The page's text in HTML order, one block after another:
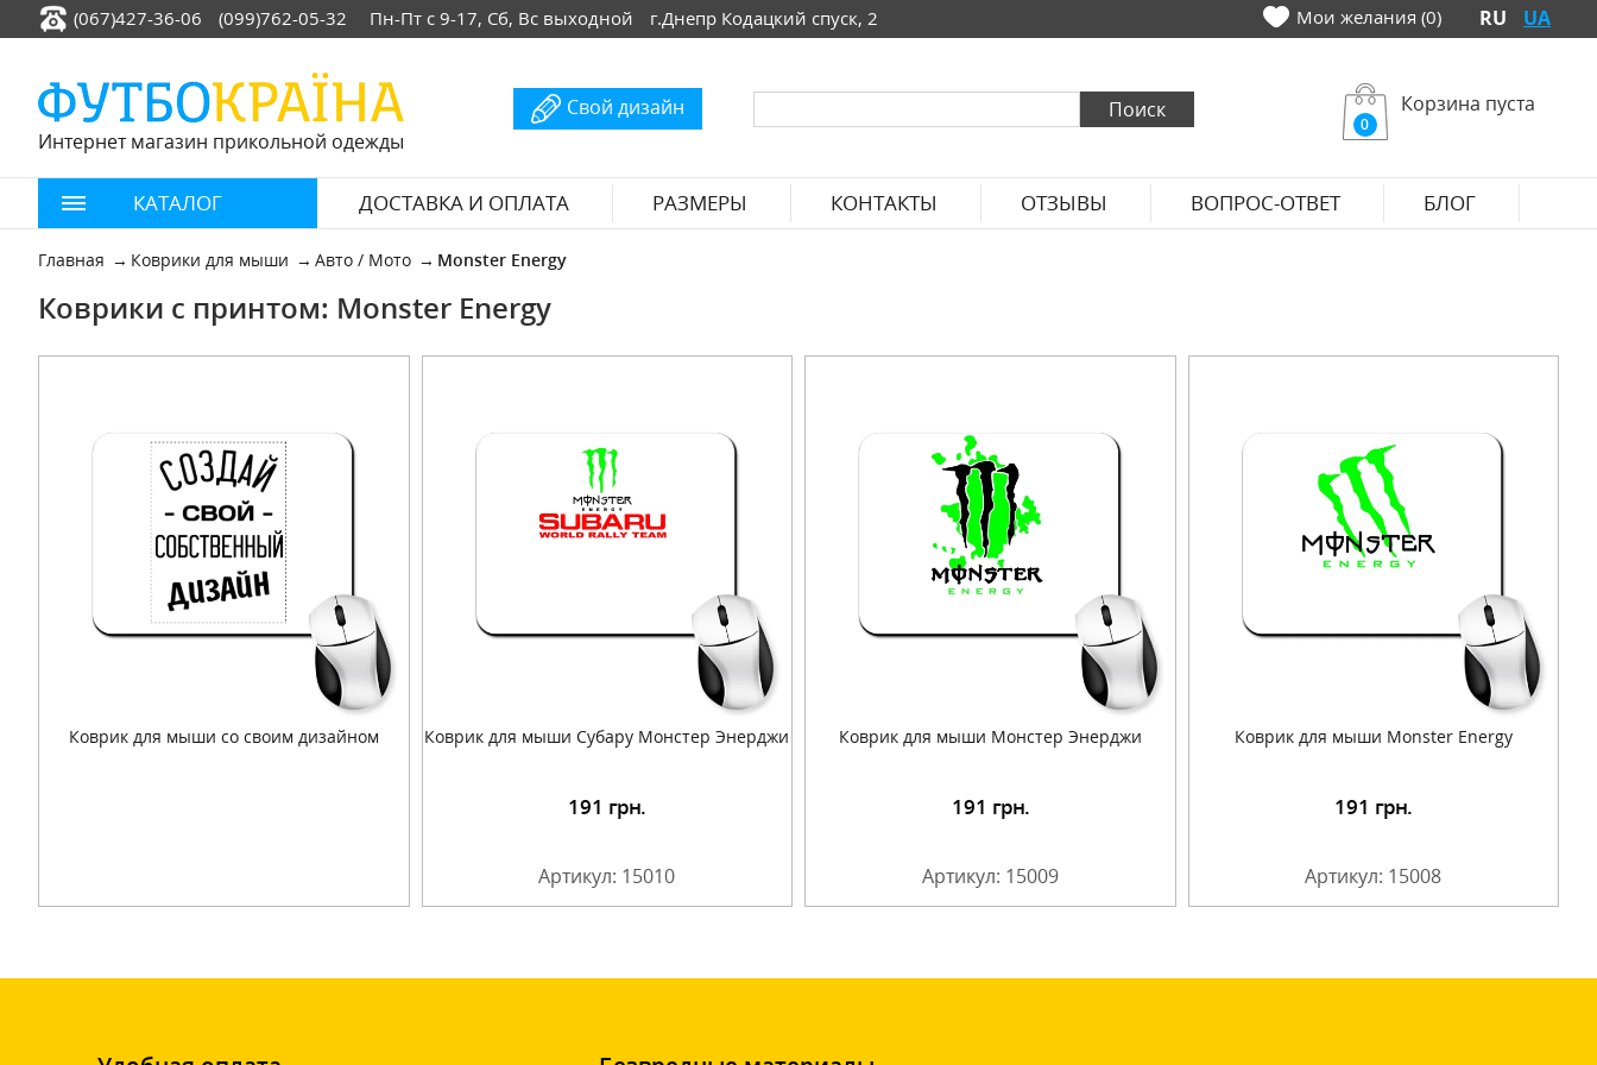
(067)427-36-06 (099)762-05-32 Пн-Пт с 9-17, Сб, Вс выходной г.Днепр Кодацкий спуск, 2 Мои желания (0) RU UA
Интернет магазин прикольной одежды
Свой дизайн
0
Корзина пуста
КАТАЛОГ ДОСТАВКА И ОПЛАТА РАЗМЕРЫ КОНТАКТЫ ОТЗЫВЫ ВОПРОС-ОТВЕТ БЛОГ
Главная Коврики для мыши Авто / Мото Monster Energy
Коврики с принтом: Monster Energy
Коврик для мыши со своим дизайном Коврик для мыши Субару Монстер Энерджи
191 грн.
Артикул: 15010
Коврик для мыши Монстер Энерджи
Подробнее 191 грн.
Артикул: 15009
Коврик для мыши Monster Energy
Подробнее 191 грн.
Артикул: 15008